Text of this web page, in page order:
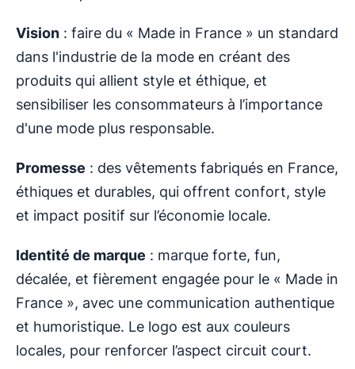
Vision : faire du « Made in France » un standard
dans l'industrie de la mode en créant des
produits qui allient style et éthique, et
sensibiliser les consommateurs à l’importance
d'une mode plus responsable.
Promesse : des vêtements fabriqués en France,
éthiques et durables, qui offrent confort, style
et impact positif sur l’économie locale.
Identité de marque : marque forte, fun,
décalée, et fièrement engagée pour le « Made in
France », avec une communication authentique
et humoristique. Le logo est aux couleurs
locales, pour renforcer l’aspect circuit court.